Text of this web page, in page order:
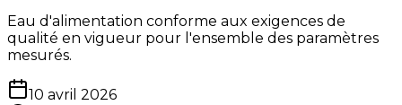
Eau d'alimentation conforme aux exigences de
qualité en vigueur pour l'ensemble des paramètres
mesurés.
10 avril 2026